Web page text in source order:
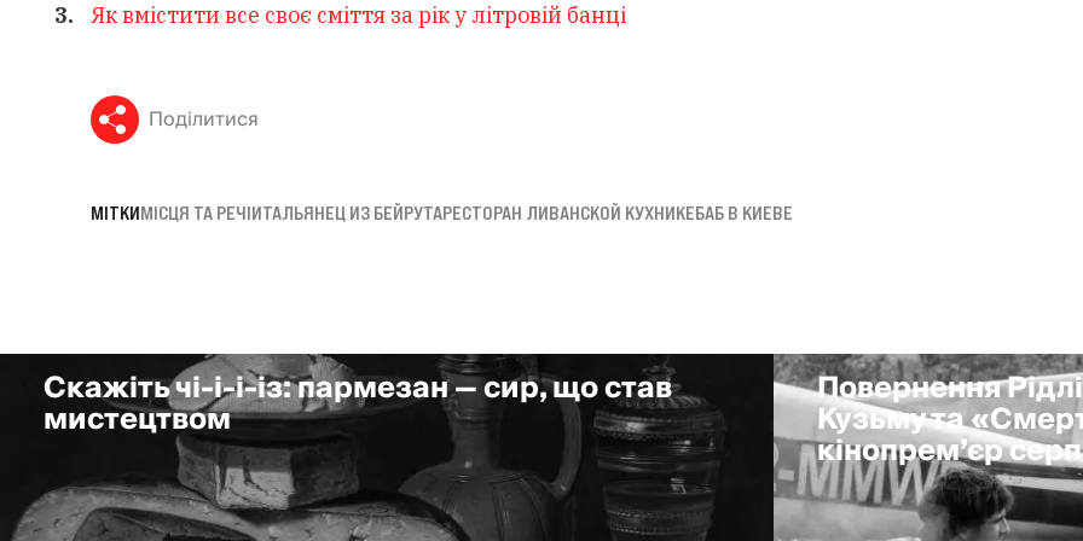
Як вмістити все своє сміття за рік у літровій банці
Поділитися
МІТКИМІСЦЯ ТА РЕЧІИТАЛЬЯНЕЦ ИЗ БЕЙРУТАРЕСТОРАН ЛИВАНСКОЙ КУХНИКЕБАБ В КИЕВЕ
Скажіть чі-і-і-із: пармезан — сир, що став
мистецтвом
Повернення
Кузьму та
кінопрем’єр